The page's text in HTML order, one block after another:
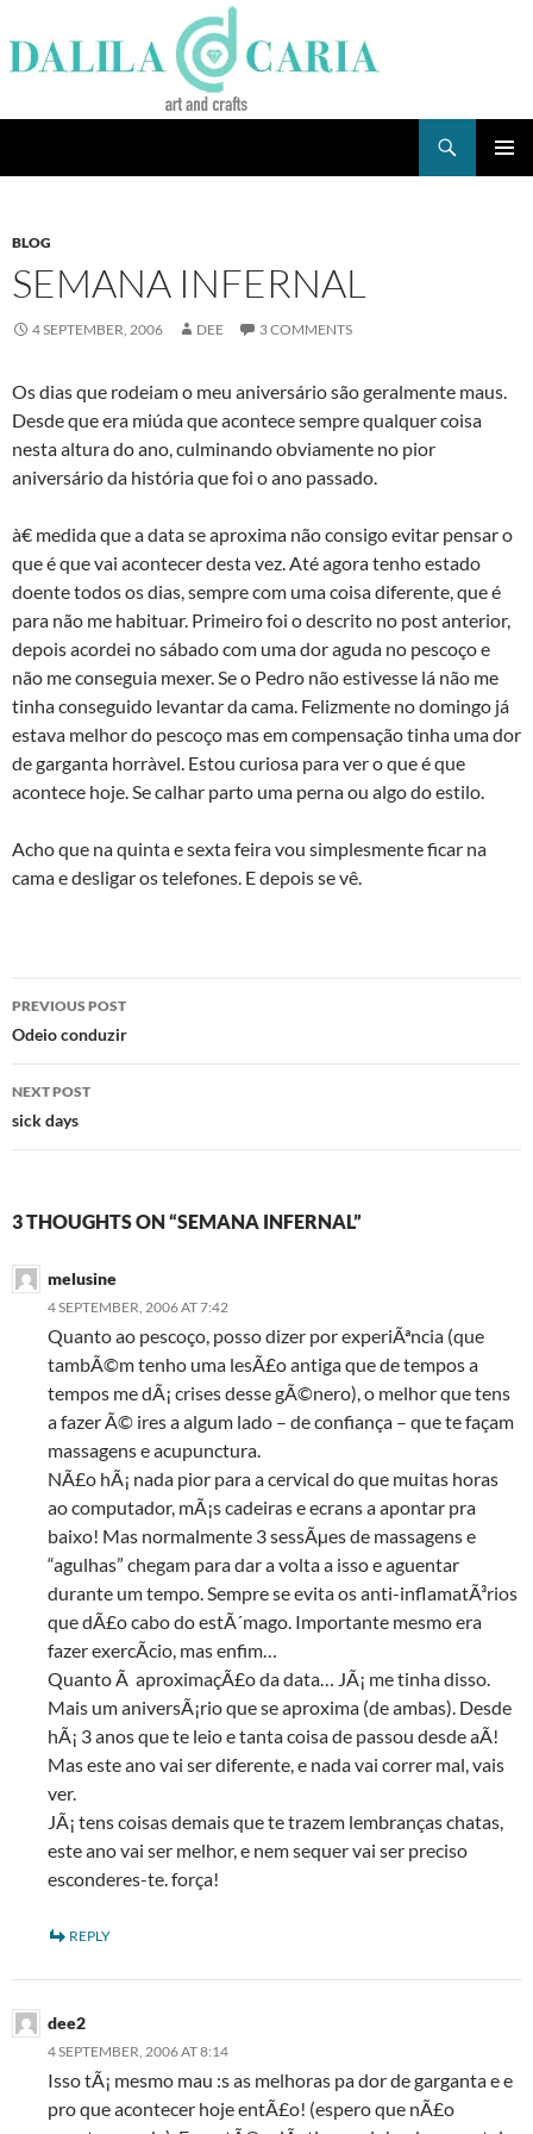
to
content
BLOG
SEMANA INFERNAL
4 SEPTEMBER, 2006 DEE 3 COMMENTS
Os dias que rodeiam o meu aniversário são geralmente maus.
Desde que era miúda que acontece sempre qualquer coisa
nesta altura do ano, culminando obviamente no pior
aniversário da história que foi o ano passado.
à€ medida que a data se aproxima não consigo evitar pensar o
que é que vai acontecer desta vez. Até agora tenho estado
doente todos os dias, sempre com uma coisa diferente, que é
para não me habituar. Primeiro foi o descrito no post anterior,
depois acordei no sábado com uma dor aguda no pescoço e
não me conseguia mexer. Se o Pedro não estivesse lá não me
tinha conseguido levantar da cama. Felizmente no domingo já
estava melhor do pescoço mas em compensação tinha uma dor
de garganta horrà­vel. Estou curiosa para ver o que é que
acontece hoje. Se calhar parto uma perna ou algo do estilo.
Acho que na quinta e sexta feira vou simplesmente ficar na
cama e desligar os telefones. E depois se vê.
Post
navigation
PREVIOUS POST
Odeio conduzir
NEXT POST
sick days
3 THOUGHTS ON “SEMANA INFERNAL”
melusine
4 SEPTEMBER, 2006 AT 7:42
Quanto ao pescoço, posso dizer por experiÃªncia (que
tambÃ©m tenho uma lesÃ£o antiga que de tempos a
tempos me dÃ¡ crises desse gÃ©nero), o melhor que tens
a fazer Ã© ires a algum lado – de confiança – que te façam
massagens e acupunctura.
NÃ£o hÃ¡ nada pior para a cervical do que muitas horas
ao computador, mÃ¡s cadeiras e ecrans a apontar pra
baixo! Mas normalmente 3 sessÃµes de massagens e
“agulhas” chegam para dar a volta a isso e aguentar
durante um tempo. Sempre se evita os anti-inflamatÃ³rios
que dÃ£o cabo do estÃ´mago. Importante mesmo era
fazer exercÃ­cio, mas enfim…
Quanto Ã aproximaçÃ£o da data… JÃ¡ me tinha disso.
Mais um aniversÃ¡rio que se aproxima (de ambas). Desde
hÃ¡ 3 anos que te leio e tanta coisa de passou desde aÃ­!
Mas este ano vai ser diferente, e nada vai correr mal, vais
ver.
JÃ¡ tens coisas demais que te trazem lembranças chatas,
este ano vai ser melhor, e nem sequer vai ser preciso
esconderes-te. força!
REPLY
dee2
4 SEPTEMBER, 2006 AT 8:14
Isso tÃ¡ mesmo mau :s as melhoras pa dor de garganta e e
pro que acontecer hoje entÃ£o! (espero que nÃ£o